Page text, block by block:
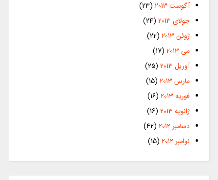
آگوست 2013
(23)
جولای 2013
(24)
ژوئن 2013
(22)
می 2013
(17)
آوریل 2013
(25)
مارس 2013
(15)
فوریه 2013
(16)
ژانویه 2013
(16)
دسامبر 2012
(42)
نوامبر 2012
(15)